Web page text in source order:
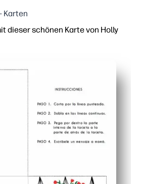
Karten
dieser schönen Karte von Holly
— fügen Sie eine herzliche Notiz,
Kunst sticht heraus - Holly Maguires
— druckt auf Brief oder